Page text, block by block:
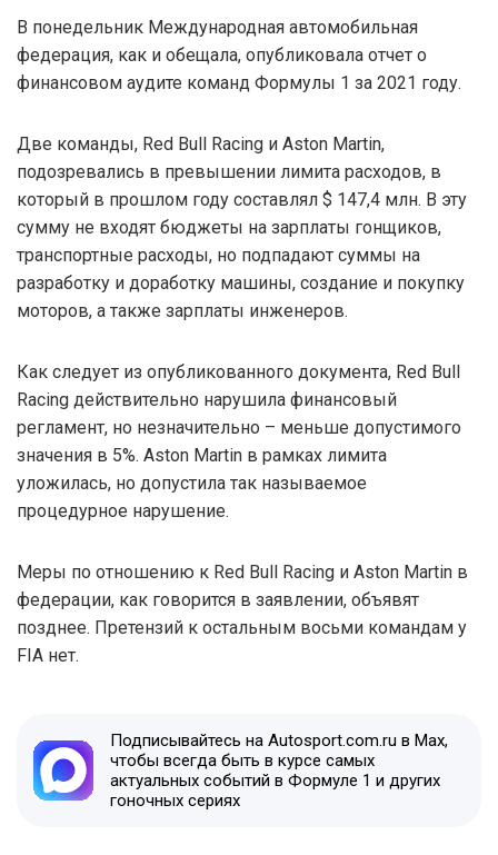
В понедельник Международная автомобильная
федерация, как и обещала, опубликовала отчет о
финансовом аудите команд Формулы 1 за 2021 году.
Две команды, Red Bull Racing и Aston Martin,
подозревались в превышении лимита расходов, в
который в прошлом году составлял $ 147,4 млн. В эту
сумму не входят бюджеты на зарплаты гонщиков,
транспортные расходы, но подпадают суммы на
разработку и доработку машины, создание и покупку
моторов, а также зарплаты инженеров.
Как следует из опубликованного документа, Red Bull
Racing действительно нарушила финансовый
регламент, но незначительно – меньше допустимого
значения в 5%. Aston Martin в рамках лимита
уложилась, но допустила так называемое
процедурное нарушение.
Меры по отношению к Red Bull Racing и Aston Martin в
федерации, как говорится в заявлении, объявят
позднее. Претензий к остальным восьми командам у
FIA нет.
Подписывайтесь на Autosport.com.ru в Max,
чтобы всегда быть в курсе самых
актуальных событий в Формуле 1 и других
гоночных сериях